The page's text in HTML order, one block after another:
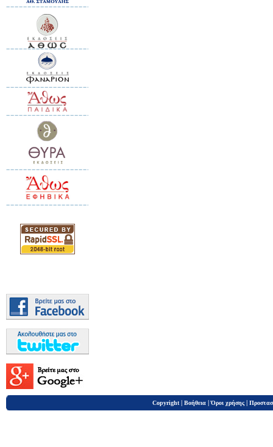
Copyright | Βοήθεια |Όροι χρήσης |